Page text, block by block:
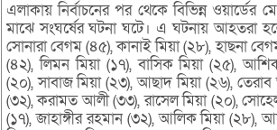
এলাকায় নির্বাচনের পর থেকে বিভিন্ন ওয়ার্ডের
মাঝে সংঘর্ষের ঘটনা ঘটে। এ ঘটনায় আহতরা
সোনারা বেগম (৪৫), কানাই মিয়া (২৮), হাছনা
(৪২), লিমন মিয়া (১৭), বাসিক মিয়া (২৫), আশিক
(২০), সাবাজ মিয়া (২৩), আছাদ মিয়া (২৬),
(৩২), করামত আলী (৩৩), রাসেল মিয়া (২০),
(১৭), জাহাঙ্গীর রহমান (৩২), আলিক মিয়া